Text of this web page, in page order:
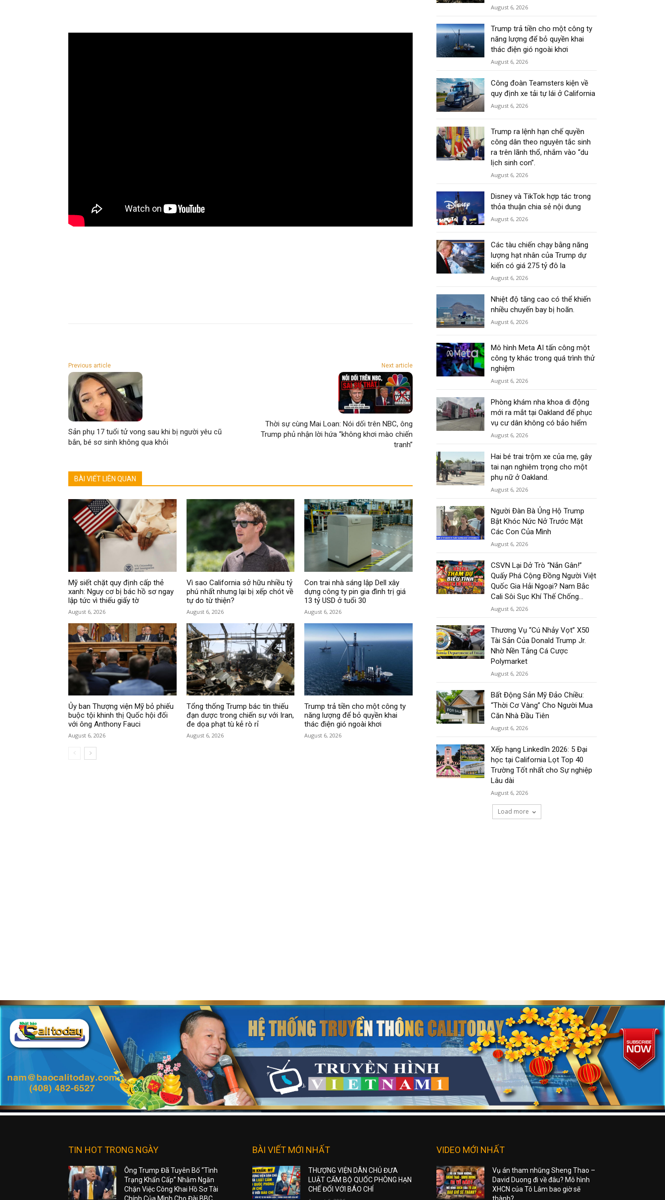
Previous article
Sản phụ 17 tuổi tử vong sau khi bị người yêu cũ
bắn, bé sơ sinh không qua khỏi
Next article
Thời sự cùng Mai Loan: Nói dối trên NBC, ông
Trump phủ nhận lời hứa “không khơi mào chiến
tranh”
BÀI VIẾT LIÊN QUAN
Mỹ siết chặt quy định cấp thẻ
xanh: Nguy cơ bị bác hồ sơ ngay
lập tức vì thiếu giấy tờ
August 6, 2026
Vì sao California sở hữu nhiều tỷ
phú nhất nhưng lại bị xếp chót về
tự do từ thiện?
August 6, 2026
Con trai nhà sáng lập Dell xây
dựng công ty pin gia đình trị giá
13 tỷ USD ở tuổi 30
August 6, 2026
Ủy ban Thượng viện Mỹ bỏ phiếu
buộc tội khinh thị Quốc hội đối
với ông Anthony Fauci
August 6, 2026
Tổng thống Trump bác tin thiếu
đạn dược trong chiến sự với Iran,
đe dọa phạt tù kẻ rò rỉ
August 6, 2026
Trump trả tiền cho một công ty
năng lượng để bỏ quyền khai
thác điện gió ngoài khơi
August 6, 2026
August 6, 2026
Trump trả tiền cho một công ty
năng lượng để bỏ quyền khai
thác điện gió ngoài khơi
August 6, 2026
Công đoàn Teamsters kiện về
quy định xe tải tự lái ở California
August 6, 2026
Trump ra lệnh hạn chế quyền
công dân theo nguyên tắc sinh
ra trên lãnh thổ, nhắm vào “du
lịch sinh con”.
August 6, 2026
Disney và TikTok hợp tác trong
thỏa thuận chia sẻ nội dung
August 6, 2026
Các tàu chiến chạy bằng năng
lượng hạt nhân của Trump dự
kiến có giá 275 tỷ đô la
August 6, 2026
Nhiệt độ tăng cao có thể khiến
nhiều chuyến bay bị hoãn.
August 6, 2026
Mô hình Meta AI tấn công một
công ty khác trong quá trình thử
nghiệm
August 6, 2026
Phòng khám nha khoa di động
mới ra mắt tại Oakland để phục
vụ cư dân không có bảo hiểm
August 6, 2026
Hai bé trai trộm xe của mẹ, gây
tai nạn nghiêm trọng cho một
phụ nữ ở Oakland.
August 6, 2026
Người Đàn Bà Ủng Hộ Trump
Bật Khóc Nức Nở Trước Mặt
Các Con Của Mình
August 6, 2026
CSVN Lại Dở Trò “Nắn Gân!”
Quấy Phá Cộng Đồng Người Việt
Quốc Gia Hải Ngoại? Nam Bắc
Cali Sôi Sục Khí Thế Chống...
August 6, 2026
Thương Vụ “Cú Nhảy Vọt” X50
Tài Sản Của Donald Trump Jr.
Nhờ Nền Tảng Cá Cược
Polymarket
August 6, 2026
Bất Động Sản Mỹ Đảo Chiều:
“Thời Cơ Vàng” Cho Người Mua
Căn Nhà Đầu Tiên
August 6, 2026
Xếp hạng LinkedIn 2026: 5 Đại
học tại California Lọt Top 40
Trường Tốt nhất cho Sự nghiệp
Lâu dài
August 6, 2026
Load more
TIN HOT TRONG NGÀY
Ông Trump Đã Tuyên Bố “Tình
Trạng Khẩn Cấp” Nhằm Ngăn
Chặn Việc Công Khai Hồ Sơ Tài
BÀI VIẾT MỚI NHẤT
THƯỢNG VIỆN DÂN CHỦ ĐƯA
LUẬT CẤM BỘ QUỐC PHÒNG HẠN
CHẾ ĐỐI VỚI BÁO CHÍ
VIDEO MỚI NHẤT
Vụ án tham nhũng Sheng Thao –
David Duong đi về đâu? Mô hình
XHCN của Tô Lâm bao giờ sẽ